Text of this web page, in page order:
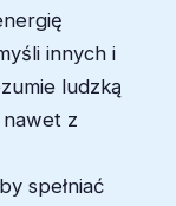
innych i
ludzką
z
spełniać